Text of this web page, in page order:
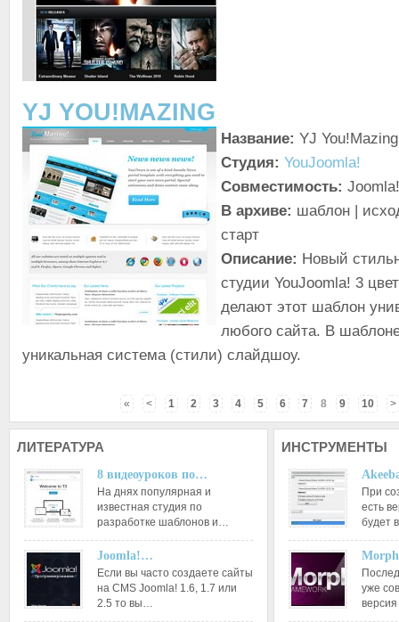
YJ YOU!MAZING
Название: YJ You!Mazing
Студия: YouJoomla!
Совместимость:
В архиве: шаблон |
старт
Описание: Новый
студии YouJoomla! 3
делают этот шаблон
любого сайта. В
уникальная система (стили) слайдшоу.
« < 1 2 3 4 5 6 7 8 9 10 >
ЛИТЕРАТУРА
8 видеоуроков по…
На днях популярная и
известная студия по
разработке шаблонов и…
Joomla!…
Если вы часто создаете сайты
на CMS Joomla! 1.6, 1.7 или
2.5 то вы…
ИНСТРУМЕНТЫ
При
есть
будет
уже